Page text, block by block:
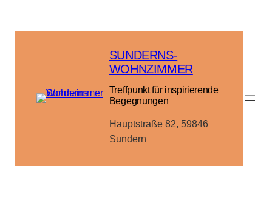
SUNDERNS-
WOHNZIMMER
Treffpunkt für inspirierende
Begegnungen
Hauptstraße 82, 59846
Sundern